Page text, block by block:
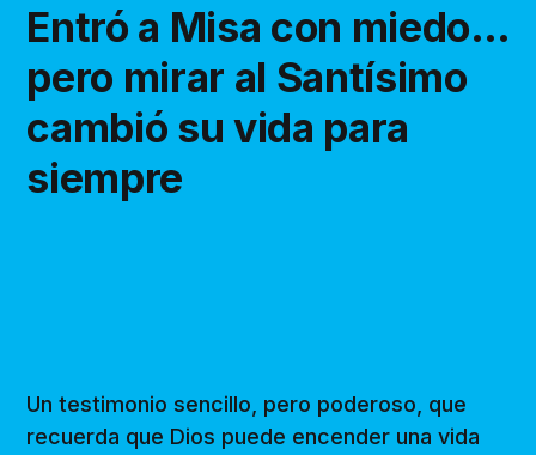
Entró a Misa con miedo…
pero mirar al Santísimo
cambió su vida para
siempre
Un testimonio sencillo, pero poderoso, que
recuerda que Dios puede encender una vida